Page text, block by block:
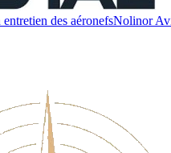
des aéronefsNolinor